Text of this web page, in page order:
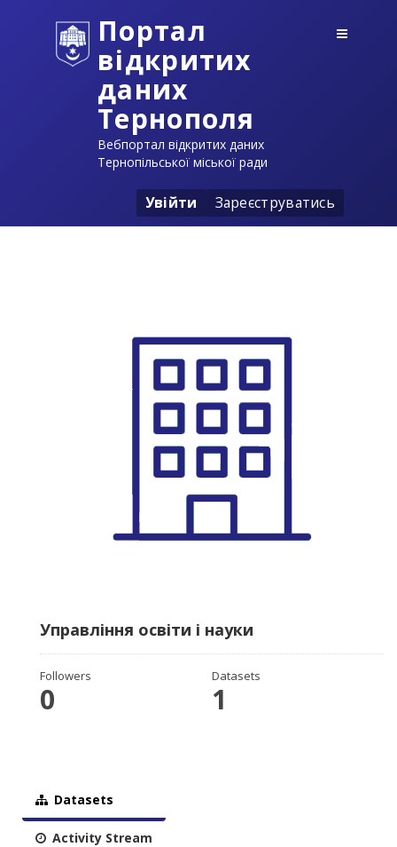
Портал
відкритих
даних
Тернополя
Вебпортал відкритих даних
Тернопільської міської ради
Увійти Зареєструватись
Управління освіти і науки
Followers
0
Datasets
1
Datasets
Activity Stream